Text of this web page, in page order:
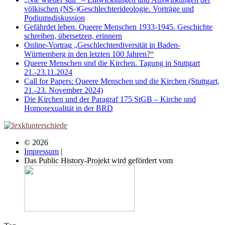
völkischen (NS-)Geschlechterideologie. Vorträge und
Podiumsdiskussion
Gefährdet leben. Queere Menschen 1933-1945. Geschichte
schreiben, übersetzen, erinnern
Online-Vortrag „Geschlechterdiversität in Baden-
Württemberg in den letzten 100 Jahren?“
Queere Menschen und die Kirchen. Tagung in Stuttgart
21.-23.11.2024
Call for Papers: Queere Menschen und die Kirchen (Stuttgart,
21.-23. November 2024)
Die Kirchen und der Paragraf 175 StGB – Kirche und
Homosexualität in der BRD
© 2026
Impressum |
Das Public History-Projekt wird gefördert vom